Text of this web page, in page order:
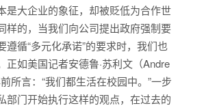
是大企业的象征，却被贬低为合作世
样的，当我们向公司提出政府强制要
遵循“多元化承诺”的要求时，我们也
正如美国记者安德鲁·苏利文（Andre
所言：“我们都生活在校园中。”一步
部门开始执行这样的观点，在过去的